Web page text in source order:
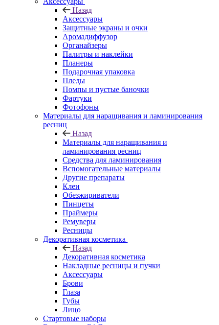
Назад
Аксессуары
Защитные экраны и очки
Аромадиффузор
Органайзеры
Палитры и наклейки
Планеры
Подарочная упаковка
Пледы
Помпы и пустые баночки
Фартуки
Фотофоны
Материалы для наращивания и ламинирования
ресниц
Назад
Материалы для наращивания и
ламинирования ресниц
Средства для ламинирования
Вспомогательные материалы
Другие препараты
Клеи
Обезжириватели
Пинцеты
Праймеры
Ремуверы
Ресницы
Декоративная косметика
Назад
Декоративная косметика
Накладные ресницы и пучки
Аксессуары
Брови
Глаза
Губы
Лицо
Стартовые наборы